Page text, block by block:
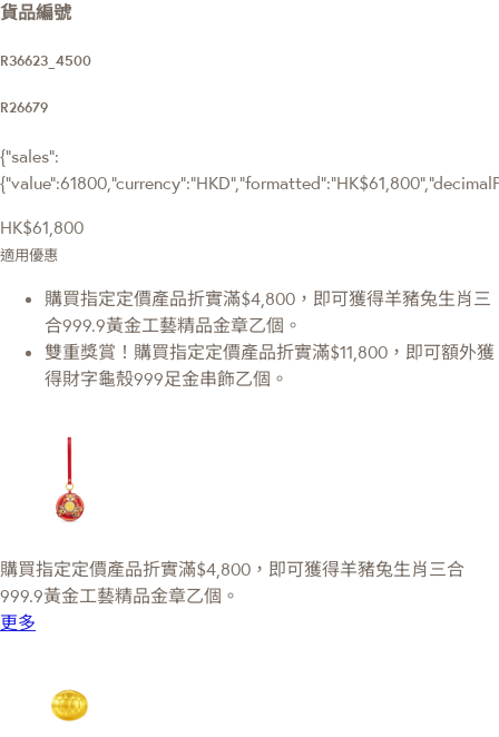
貨品編號
R36623_4500
R26679
{"sales":
HK$61,800
適用優惠
購買指定定價產品折實滿$4,800，即可獲得羊豬兔生肖三
合999.9黃金工藝精品金章乙個。
雙重獎賞！購買指定定價產品折實滿$11,800，即可額外獲
得財字龜殼999足金串飾乙個。
購買指定定價產品折實滿$4,800，即可獲得羊豬兔生肖三合
999.9黃金工藝精品金章乙個。
更多